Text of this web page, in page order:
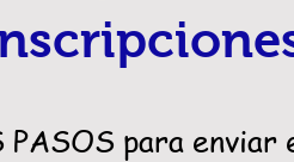
PASOS para